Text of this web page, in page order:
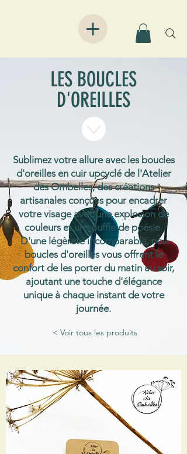
LES BOUCLES
D'OREILLES
Sublimez votre allure avec les boucles
d'oreilles en cuir upcyclé de l'Atelier
des Ombelles, des créations
artisanales conçues pour encadrer
votre visage avec une explosion de
couleurs et un souffle de poésie.
D'une légèreté incomparable, nos
boucles d'oreilles vous offrent le
confort de les porter du matin au soir,
ajoutant une touche d'élégance
unique à chaque instant de votre
journée.
< Voir tous les produits